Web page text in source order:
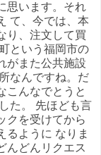
思います。それ
て、今では、本
り、注文して買
という福岡市の
がまた公共施設
なんですね。だ
こんなでとうと
た。 先ほども言
クを受けてから
るように なりま
んどんリクエス